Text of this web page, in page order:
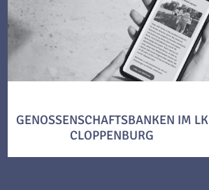
GENOSSENSCHAFTSBANKEN IM LK
CLOPPENBURG